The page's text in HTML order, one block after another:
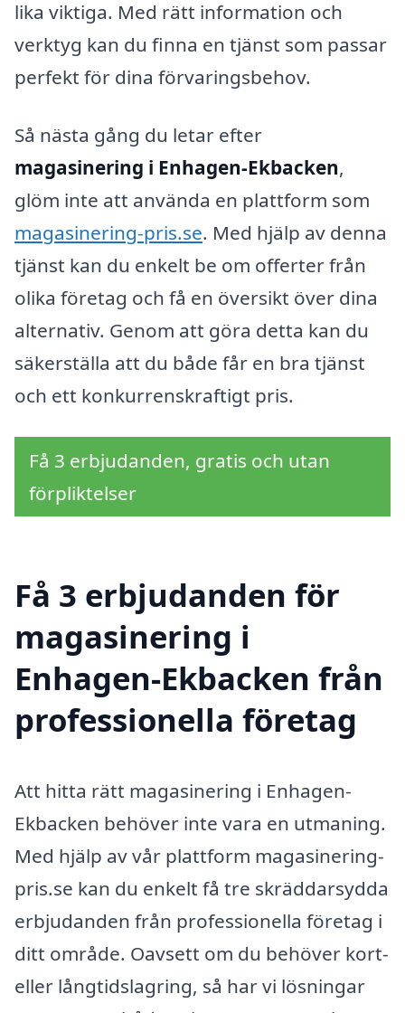
lika viktiga. Med rätt information och
verktyg kan du finna en tjänst som passar
perfekt för dina förvaringsbehov.
Så nästa gång du letar efter
magasinering i Enhagen-Ekbacken,
glöm inte att använda en plattform som
magasinering-pris.se. Med hjälp av denna
tjänst kan du enkelt be om offerter från
olika företag och få en översikt över dina
alternativ. Genom att göra detta kan du
säkerställa att du både får en bra tjänst
och ett konkurrenskraftigt pris.
Få 3 erbjudanden, gratis och utan
förpliktelser
Få 3 erbjudanden för
magasinering i
Enhagen-Ekbacken från
professionella företag
Att hitta rätt magasinering i Enhagen-
Ekbacken behöver inte vara en utmaning.
Med hjälp av vår plattform magasinering-
pris.se kan du enkelt få tre skräddarsydda
erbjudanden från professionella företag i
ditt område. Oavsett om du behöver kort-
eller långtidslagring, så har vi lösningar